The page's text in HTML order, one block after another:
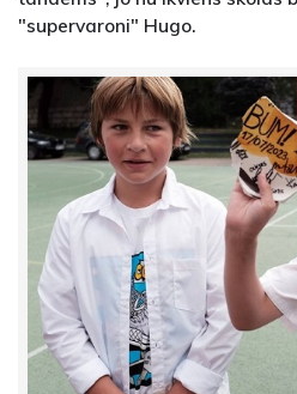
"supervaroni" Hugo.